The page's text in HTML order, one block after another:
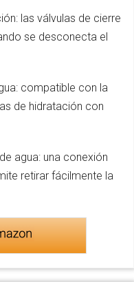
las válvulas de cierre
se desconecta el
compatible con la
de hidratación con
agua: una conexión
retirar fácilmente la